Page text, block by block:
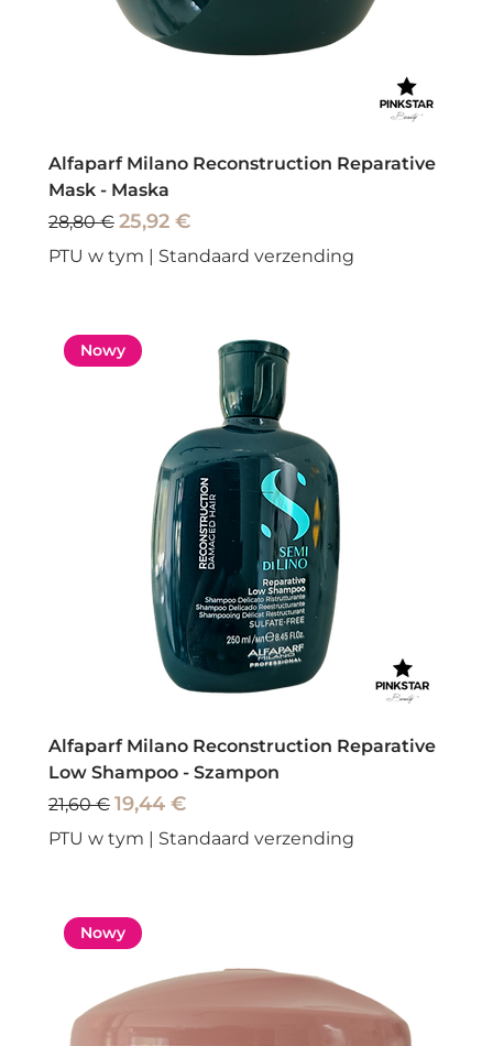
Alfaparf Milano Reconstruction Reparative
Mask - Maska
Regularna cena
28,80 € Cena rabatowa
25,92 €
PTU w tym | Standaard verzending
Nowy
Alfaparf Milano Reconstruction Reparative
Low Shampoo - Szampon
Regularna cena
21,60 € Cena rabatowa
19,44 €
PTU w tym | Standaard verzending
Nowy